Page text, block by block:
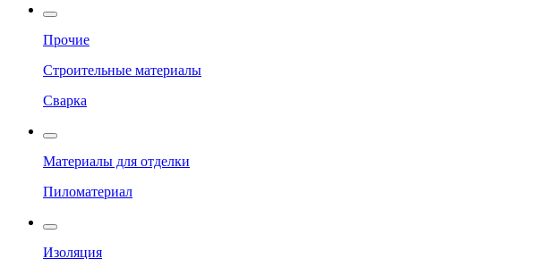
Прочие
Строительные материалы
Сварка
Материалы для отделки
Пиломатериал
Изоляция